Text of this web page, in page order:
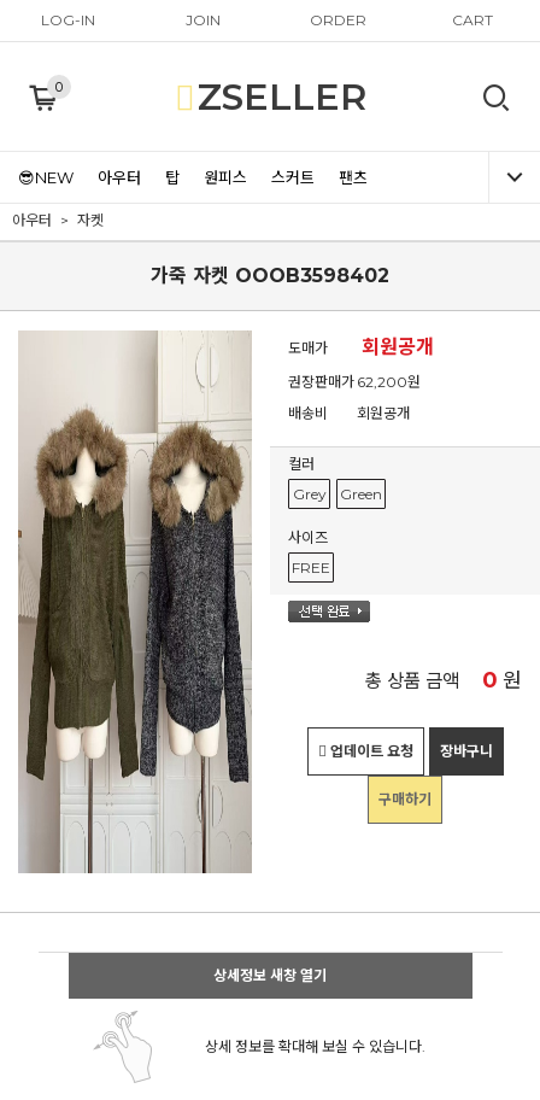
LOG-IN JOIN ORDER CART
0 ZSELLER
😎NEW 아우터 탑 원피스 스커트 팬츠
아우터 자켓
가죽 자켓 OOOB3598402
도매가 회원공개
권장판매가 62,200원
배송비
회원공개
컬러
Grey
Green
사이즈
FREE
총 상품 금액 0 원
업데이트 요청 장바구니
구매하기
상세정보 새창 열기
상세 정보를 확대해 보실 수 있습니다.